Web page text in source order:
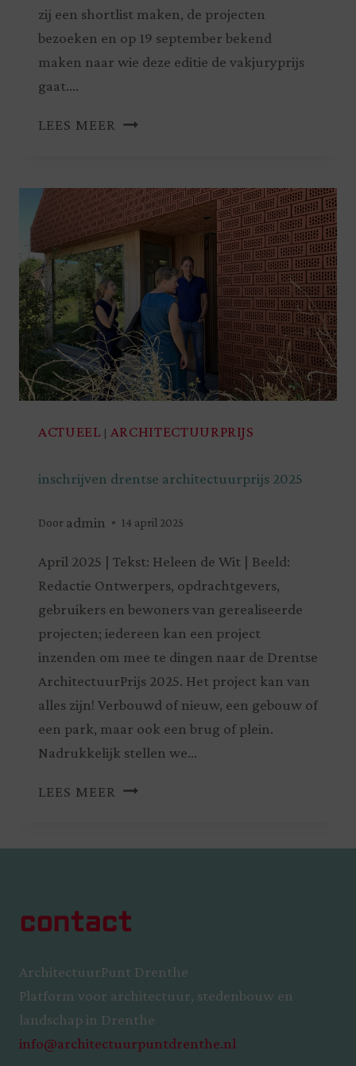
zij een shortlist maken, de projecten
bezoeken en op 19 september bekend
maken naar wie deze editie de vakjuryprijs
gaat….
LEES MEER
ACTUEEL ARCHITECTUURPRIJS
inschrijven drentse architectuurprijs 2025
Door admin 14 april 2025
April 2025 | Tekst: Heleen de Wit | Beeld:
Redactie Ontwerpers, opdrachtgevers,
gebruikers en bewoners van gerealiseerde
projecten; iedereen kan een project
inzenden om mee te dingen naar de Drentse
ArchitectuurPrijs 2025. Het project kan van
alles zijn! Verbouwd of nieuw, een gebouw of
een park, maar ook een brug of plein.
Nadrukkelijk stellen we…
LEES MEER
contact
ArchitectuurPunt Drenthe
Platform voor architectuur, stedenbouw en
landschap in Drenthe
info@architectuurpuntdrenthe.nl